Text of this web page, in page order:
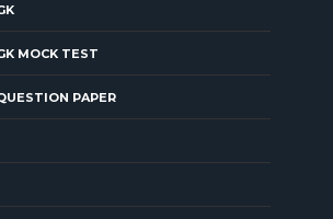
MOCK TEST
PAPER